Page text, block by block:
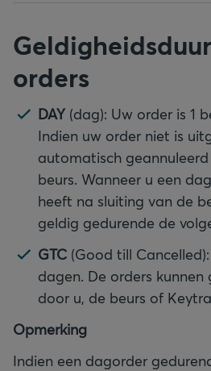
orders
DAY (dag): Uw order is 1
Indien uw order niet is
automatisch
beurs. Wanneer u een
heeft na sluiting van de
geldig gedurende de
GTC (Good till
dagen. De orders
door u, de beurs of
Opmerking
Indien een dagorder